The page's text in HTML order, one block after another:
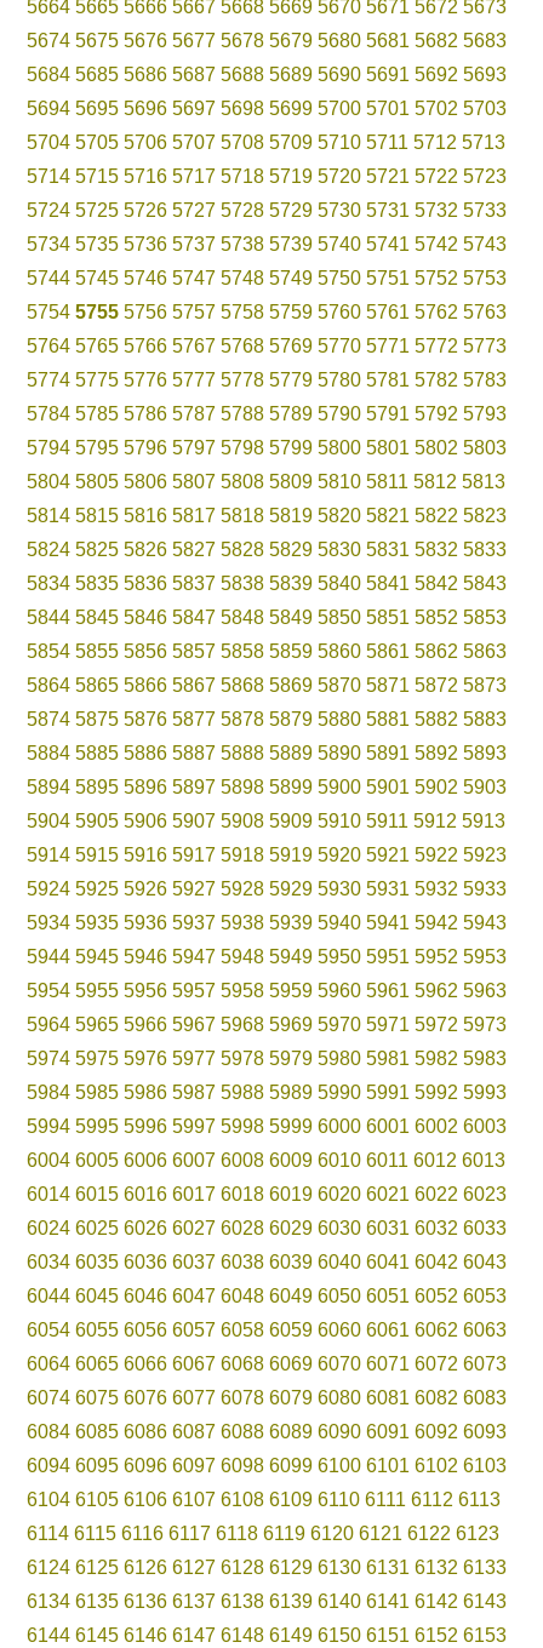
5664 5665 5666 5667 5668 5669 5670 5671 5672 5673
5674 5675 5676 5677 5678 5679 5680 5681 5682 5683
5684 5685 5686 5687 5688 5689 5690 5691 5692 5693
5694 5695 5696 5697 5698 5699 5700 5701 5702 5703
5704 5705 5706 5707 5708 5709 5710 5711 5712 5713
5714 5715 5716 5717 5718 5719 5720 5721 5722 5723
5724 5725 5726 5727 5728 5729 5730 5731 5732 5733
5734 5735 5736 5737 5738 5739 5740 5741 5742 5743
5744 5745 5746 5747 5748 5749 5750 5751 5752 5753
5754 5755 5756 5757 5758 5759 5760 5761 5762 5763
5764 5765 5766 5767 5768 5769 5770 5771 5772 5773
5774 5775 5776 5777 5778 5779 5780 5781 5782 5783
5784 5785 5786 5787 5788 5789 5790 5791 5792 5793
5794 5795 5796 5797 5798 5799 5800 5801 5802 5803
5804 5805 5806 5807 5808 5809 5810 5811 5812 5813
5814 5815 5816 5817 5818 5819 5820 5821 5822 5823
5824 5825 5826 5827 5828 5829 5830 5831 5832 5833
5834 5835 5836 5837 5838 5839 5840 5841 5842 5843
5844 5845 5846 5847 5848 5849 5850 5851 5852 5853
5854 5855 5856 5857 5858 5859 5860 5861 5862 5863
5864 5865 5866 5867 5868 5869 5870 5871 5872 5873
5874 5875 5876 5877 5878 5879 5880 5881 5882 5883
5884 5885 5886 5887 5888 5889 5890 5891 5892 5893
5894 5895 5896 5897 5898 5899 5900 5901 5902 5903
5904 5905 5906 5907 5908 5909 5910 5911 5912 5913
5914 5915 5916 5917 5918 5919 5920 5921 5922 5923
5924 5925 5926 5927 5928 5929 5930 5931 5932 5933
5934 5935 5936 5937 5938 5939 5940 5941 5942 5943
5944 5945 5946 5947 5948 5949 5950 5951 5952 5953
5954 5955 5956 5957 5958 5959 5960 5961 5962 5963
5964 5965 5966 5967 5968 5969 5970 5971 5972 5973
5974 5975 5976 5977 5978 5979 5980 5981 5982 5983
5984 5985 5986 5987 5988 5989 5990 5991 5992 5993
5994 5995 5996 5997 5998 5999 6000 6001 6002 6003
6004 6005 6006 6007 6008 6009 6010 6011 6012 6013
6014 6015 6016 6017 6018 6019 6020 6021 6022 6023
6024 6025 6026 6027 6028 6029 6030 6031 6032 6033
6034 6035 6036 6037 6038 6039 6040 6041 6042 6043
6044 6045 6046 6047 6048 6049 6050 6051 6052 6053
6054 6055 6056 6057 6058 6059 6060 6061 6062 6063
6064 6065 6066 6067 6068 6069 6070 6071 6072 6073
6074 6075 6076 6077 6078 6079 6080 6081 6082 6083
6084 6085 6086 6087 6088 6089 6090 6091 6092 6093
6094 6095 6096 6097 6098 6099 6100 6101 6102 6103
6104 6105 6106 6107 6108 6109 6110 6111 6112 6113
6114 6115 6116 6117 6118 6119 6120 6121 6122 6123
6124 6125 6126 6127 6128 6129 6130 6131 6132 6133
6134 6135 6136 6137 6138 6139 6140 6141 6142 6143
6144 6145 6146 6147 6148 6149 6150 6151 6152 6153